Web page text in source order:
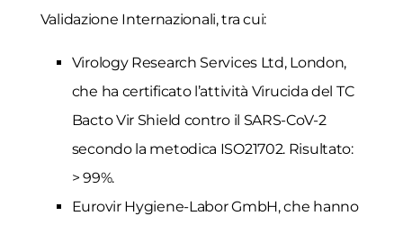
Validazione Internazionali, tra cui:
Virology Research Services Ltd, London,
che ha certificato l’attività Virucida del TC
Bacto Vir Shield contro il SARS-CoV-2
secondo la metodica ISO21702. Risultato:
> 99%.
Eurovir Hygiene-Labor GmbH, che hanno